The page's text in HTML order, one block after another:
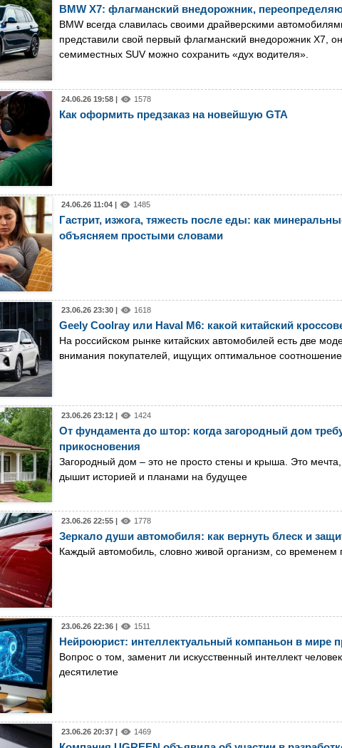
BMW X7: флагманский внедорожник,
BMW всегда славилась своими драйверскими
представили свой первый флагманский внедорожник X7,
семиместных SUV можно сохранить «дух водителя».
24.06.26 19:58 | 1578
Как оформить предзаказ на новейшую GTA
24.06.26 11:04 | 1485
Гастрит, изжога, тяжесть после еды: как
объясняем простыми словами
23.06.26 23:30 | 1618
Geely Coolray или Haval M6: какой китайский
На российском рынке китайских автомобилей есть две
внимания покупателей, ищущих оптимальное соотношение
23.06.26 23:12 | 1424
От фундамента до штор: когда загородный дом
прикосновения
Загородный дом – это не просто стены и крыша. Это
дышит историей и планами на будущее
23.06.26 22:55 | 1778
Зеркало души автомобиля: как вернуть блеск и
Каждый автомобиль, словно живой организм, со
23.06.26 22:36 | 1511
Нейроюрист: интеллектуальный компаньон в мире
Вопрос о том, заменит ли искусственный интеллект
десятилетие
23.06.26 20:37 | 1469